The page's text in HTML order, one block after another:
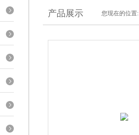
产品展示 您现在的位置: